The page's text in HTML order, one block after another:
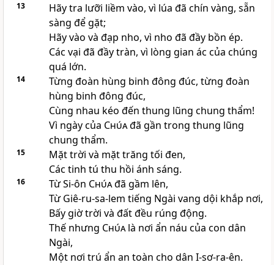
13
Hãy tra lưỡi liềm vào, vì lúa đã chín vàng, sẵn
sàng để gặt;
Hãy vào và đạp nho, vì nho đã đầy bồn ép.
Các vại đã đầy tràn, vì lòng gian ác của chúng
quá lớn.
14
Từng đoàn hùng binh đông đúc, từng đoàn
hùng binh đông đúc,
Cùng nhau kéo đến thung lũng chung thẩm!
Vì ngày của Chúađã gần trong thung lũng
chung thẩm.
15
Mặt trời và mặt trăng tối đen,
Các tinh tú thu hồi ánh sáng.
16 Từ Si-ôn Chúađã gầm lên,
Từ Giê-ru-sa-lem tiếng Ngài vang dội khắp nơi,
Bấy giờ trời và đất đều rúng động.
Thế nhưng Chúalà nơi ẩn náu của con dân
Ngài,
Một nơi trú ẩn an toàn cho dân I-sơ-ra-ên.